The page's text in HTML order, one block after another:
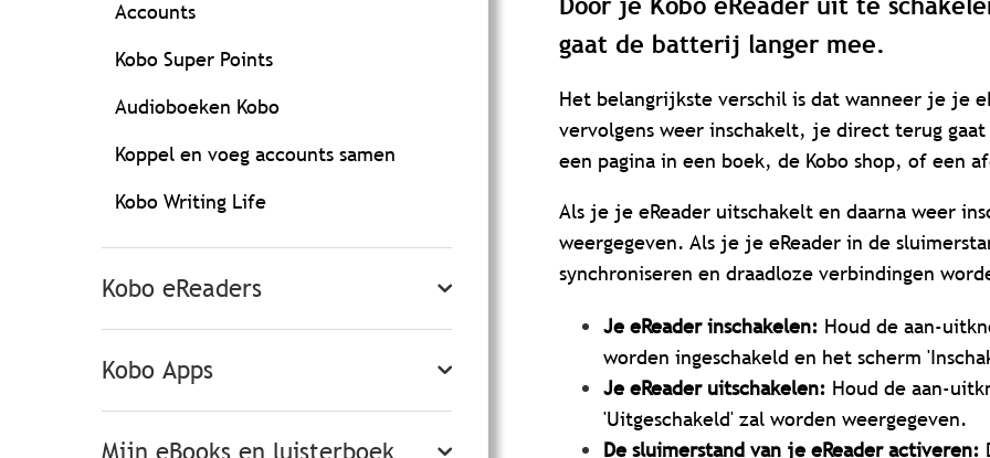
Accounts
Kobo Super Points
Audioboeken Kobo
Koppel en voeg accounts samen
Kobo Writing Life
Kobo eReaders
Kobo Apps
Mijn eBooks en luisterboek
Door je Kobo eReader uit te
gaat de batterij langer mee.
Het belangrijkste verschil is dat wanneer je je
vervolgens weer inschakelt, je direct terug
een pagina in een boek, de Kobo shop, of een
Als je je eReader uitschakelt en daarna weer
weergegeven. Als je je eReader in de
synchroniseren en draadloze verbindingen
Je eReader inschakelen: Houd de aan-
worden ingeschakeld en het scherm
Je eReader uitschakelen: Houd de aan-
'Uitgeschakeld' zal worden weergegeven.
De sluimerstand van je eReader activeren: